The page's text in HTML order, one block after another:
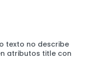
texto no describe
atributos title con